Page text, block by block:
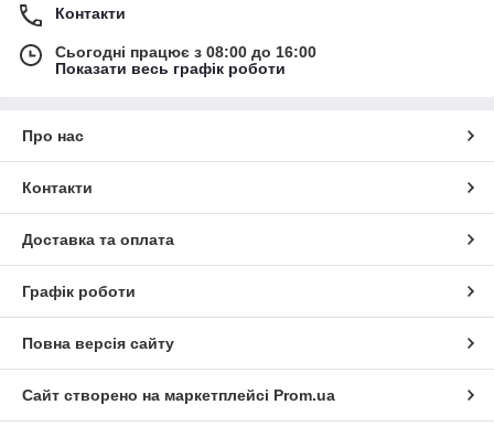
Контакти
Сьогодні працює з 08:00 до 16:00
Показати весь графік роботи
Про нас
Контакти
Доставка та оплата
Графік роботи
Повна версія сайту
Сайт створено на маркетплейсі Prom.ua